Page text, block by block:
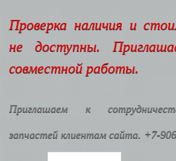
Проверка наличия и
не доступны.
совместной работы.
Приглашаем к
запчастей клиентам сайта. +7-